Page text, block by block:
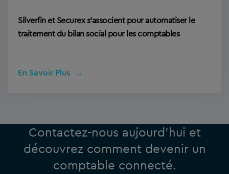
Silverfin et Securex s’associent pour automatiser le
traitement du bilan social pour les comptables
En Savoir Plus
Contactez-nous aujourd’hui et
découvrez comment devenir un
comptable connecté.